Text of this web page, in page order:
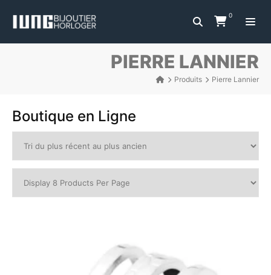
0
PIERRE LANNIER
Produits Pierre Lannier
Boutique en Ligne